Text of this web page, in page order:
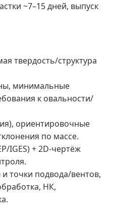
~7–15 дней, выпуск
твердость/структура
минимальные
к овальности/
ориентировочные
по массе.
IGES) + 2D-чертёж
точки подвода/вентов,
НК,